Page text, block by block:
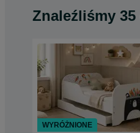
Znaleźliśmy 35
WYRÓŻNIONE